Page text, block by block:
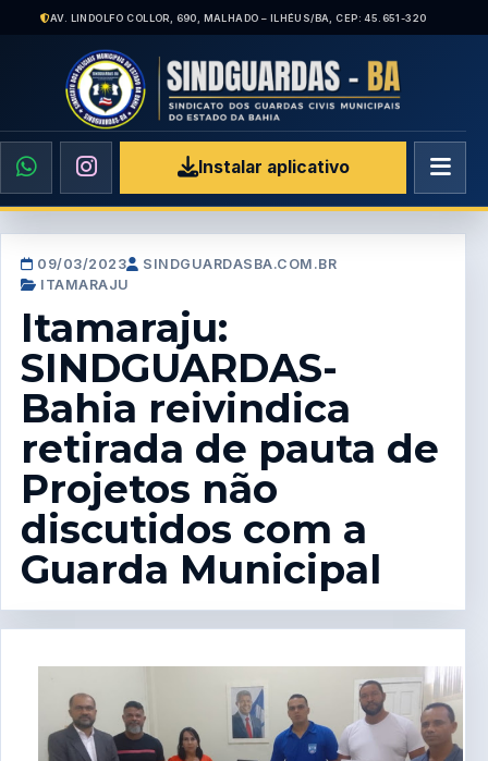
AV. LINDOLFO COLLOR, 690, MALHADO – ILHÉUS/BA, CEP: 45.651-320
Instalar aplicativo
09/03/2023
SINDGUARDASBA.COM.BR
ITAMARAJU
Itamaraju:
SINDGUARDAS-
Bahia reivindica
retirada de pauta de
Projetos não
discutidos com a
Guarda Municipal